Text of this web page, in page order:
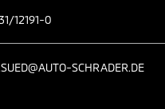
12191-0
SCHRADER.DE